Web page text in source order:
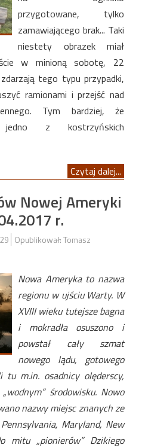
przygotowane, tylko
zamawiającego brak... Taki
niestety obrazek miał
w minioną sobotę, 22
tego typu przypadki,
ramionami i przejść nad
Tym bardziej, że
jedno z kostrzyńskich
Czytaj dalej...
Nowej Ameryki
r.
Opublikował: Tomasz
Nowa Ameryka to nazwa
regionu w ujściu Warty. W
XVIII wieku tutejsze bagna
i mokradła osuszono i
powstał cały szmat
nowego lądu, gotowego
tu m.in. osadnicy olęderscy,
środowisku. Nowo
nazwy miejsc znanych ze
Maryland, New
mitu „pionierów” Dzikiego